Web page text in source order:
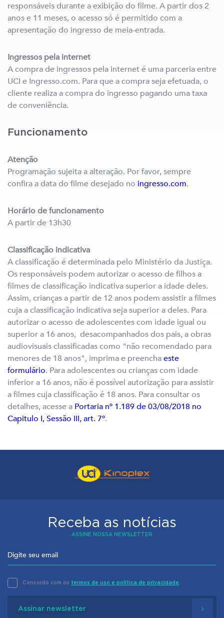
responsáveis durante a exibição do filme. A partir dos 2
anos e 11 meses, o acesso só é permitido com a
apresentação do ingresso de meia-entrada.
Ingressos pela internet
A compra de ingressos pela internet é uma parceria entre
UCI e Ingresso.com. Para que a compra seja efetuada, o
cliente realiza a compra do ingresso pagando uma taxa
de conveniência.
Funcionamento
Atenção
Programação sujeita a alteração. Por favor, sempre
confira a data do filme desejado no ingresso.com.
Horário de funcionamento
A partir de 13h30
Classificação indicativa
A classificação é determinada pelo Ministério da Justiça.
Os responsáveis podem autorizar o acesso de filhos a
filmes de classificação indicativa superior a idade deles.
Assim, crianças a partir de 12 anos podem assistir a filmes
cuja a classificação indicativa seja superior a deles. Para
autorizar o acesso de adolescentes com idade igual ou
superior a 16 anos, desacompanhados dos pais, a obras
audiovisuais classificadas como "não recomendado para
menores de 18 anos", imprima e preenchaeste
formulário. Para adolescentes ou crianças com idade
inferior a 16 anos, não é possível autorização para assistir
a filmes cuja classificação é 18 anos. Para consultar os
detalhes, acesse a Portaria nº 1.189 de 03/08/2018 no
Capitulo I, Sessão III, art. 7º.
Receba as notícias
ASSINE NOSSA NEWSLETTER
Concordo com os termos de uso e política de privacidade .
Assinar newsletter